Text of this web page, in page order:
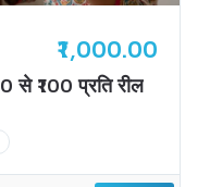
₹1,000.00
से ₹100 प्रति रील